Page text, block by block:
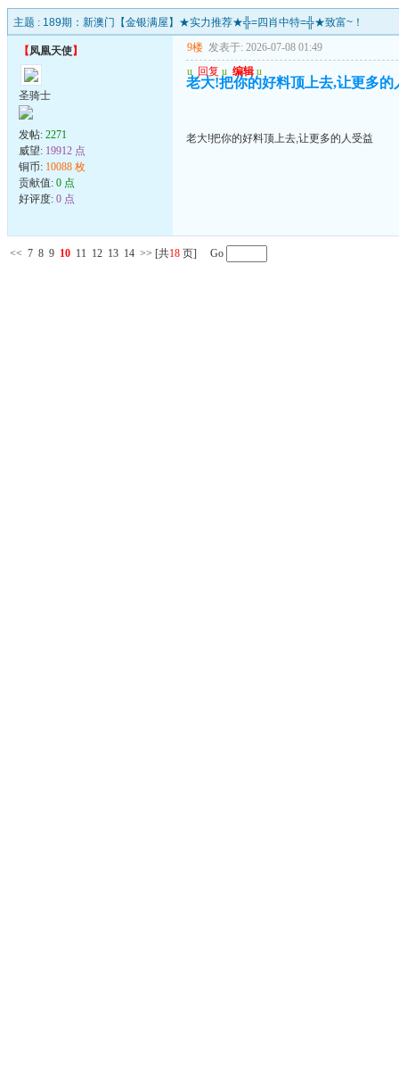
主题 : 189期：新澳门【金银满屋】★实力推荐★╬=四肖中特=╬★致富~！
【凤凰天使】
圣骑士
发帖: 2271
威望: 19912 点
铜币: 10088 枚
贡献值: 0 点
好评度: 0 点
9楼 发表于: 2026-07-08 01:49
u 回复 u 编辑 u
老大!把你的好料顶上去,让更多的
老大!把你的好料顶上去,让更多的人受益
<< 7 8 9 10 11 12 13 14 >> [共18 页] Go